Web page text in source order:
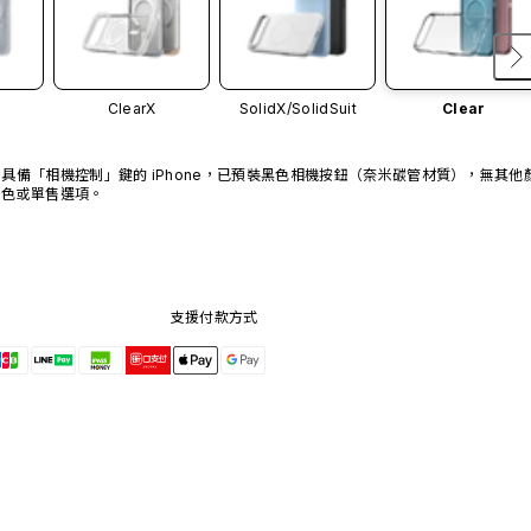
ClearX SolidX/SolidSuit Clear
具備「相機控制」鍵的 iPhone，已預裝黑色相機按鈕（奈米碳管材質），無其他
色或單售選項。
支援付款方式